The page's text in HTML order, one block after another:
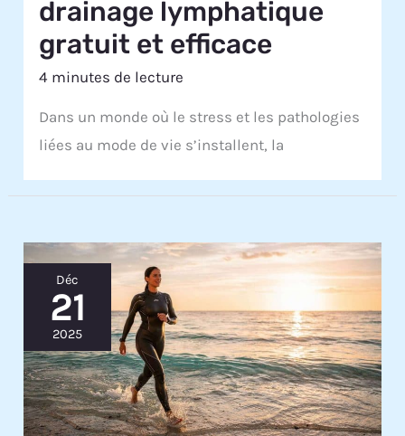
drainage lymphatique
gratuit et efficace
4 minutes de lecture
Dans un monde où le stress et les pathologies
liées au mode de vie s’installent, la
Déc
21
2025